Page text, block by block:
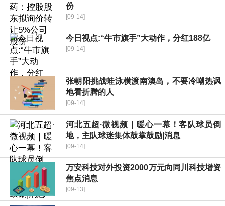
份
[09-14]
今日视点:“牛市旗手”大动作，分红188亿
[09-14]
张朝阳挑战蛙泳横渡南澳岛，不要冷嘲热讽
地看折腾的人
[09-14]
河北五超·微视频｜暖心一幕！客队球员倒
地，主队球迷集体鼓掌鼓励|消息
[09-14]
万安科技对外投资2000万元向同川科技增资
焦点消息
[09-13]